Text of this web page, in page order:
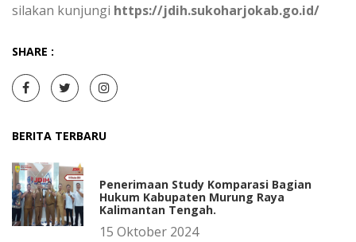
silakan kunjungi https://jdih.sukoharjokab.go.id/
SHARE :
BERITA TERBARU
Penerimaan Study Komparasi Bagian
Hukum Kabupaten Murung Raya
Kalimantan Tengah.
15 Oktober 2024